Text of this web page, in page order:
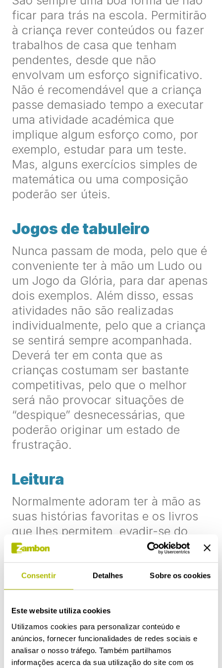
Consentir Detalhes Sobre os cookies
Este website utiliza cookies
Utilizamos cookies para personalizar conteúdo e
anúncios, fornecer funcionalidades de redes sociais e
analisar o nosso tráfego. Também partilhamos
informações acerca da sua utilização do site com os
ficar para trás na escola. Permitirão
à criança rever conteúdos ou fazer
trabalhos de casa que tenham
pendentes, desde que não
envolvam um esforço significativo.
Não é recomendável que a criança
passe demasiado tempo a executar
uma atividade académica que
implique algum esforço como, por
exemplo, estudar para um teste.
Mas, alguns exercícios simples de
matemática ou uma composição
poderão ser úteis.
Jogos de tabuleiro
Nunca passam de moda, pelo que é
conveniente ter à mão um Ludo ou
um Jogo da Glória, para dar apenas
dois exemplos. Além disso, essas
atividades não são realizadas
individualmente, pelo que a criança
se sentirá sempre acompanhada.
Deverá ter em conta que as
crianças costumam ser bastante
competitivas, pelo que o melhor
será não provocar situações de
“despique” desnecessárias, que
poderão originar um estado de
frustração.
Leitura
Normalmente adoram ter à mão as
suas histórias favoritas e os livros
que lhes permitem evadir-se do
mundo durante algum tempo. Que
tal uma leitura acompanhada? A
criança sentir-se-á aliviada e
conseguirá esquecer-se do mal-
estar durante algum tempo.
Um filme?
Tal como a leitura, poderem ver